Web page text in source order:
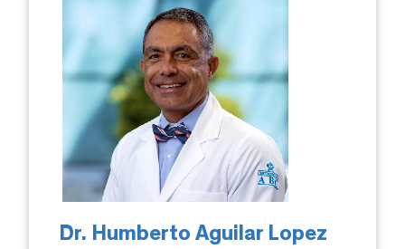
Dr. Humberto Aguilar Lopez